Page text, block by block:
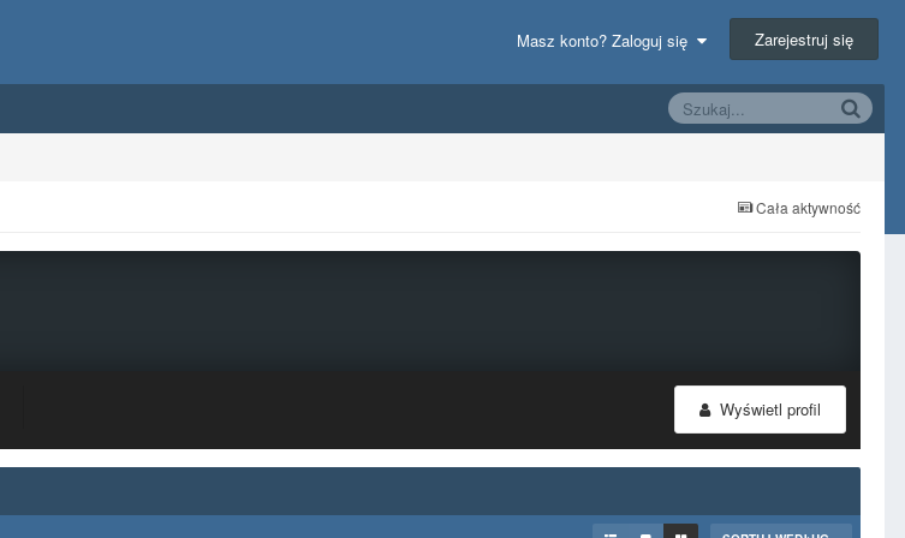
Masz konto? Zaloguj się Zarejestruj się
Cała aktywność
Wyświetl profil